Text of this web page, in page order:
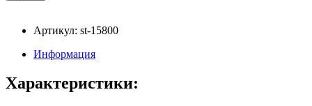
Артикул: st-15800
Информация
Характеристики: